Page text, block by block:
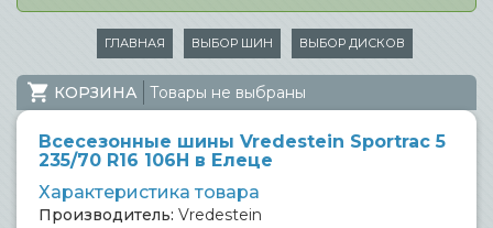
ГЛАВНАЯ ВЫБОР ШИН ВЫБОР ДИСКОВ
КОРЗИНА Товары не выбраны
Всесезонные шины Vredestein Sportrac 5
235/70 R16 106H в Елеце
Характеристика товара
Производитель: Vredestein